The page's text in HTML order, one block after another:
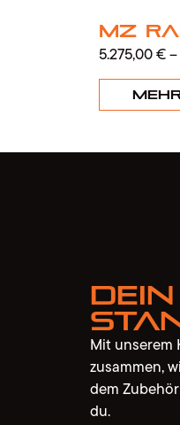
MZ
5.275,00€–
Mit unserem
zusammen,
dem
du.